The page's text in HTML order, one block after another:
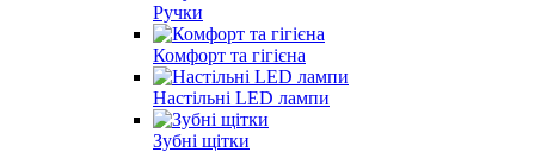
Ручки
Комфорт та гігієна
Настільні LED лампи
Зубні щітки